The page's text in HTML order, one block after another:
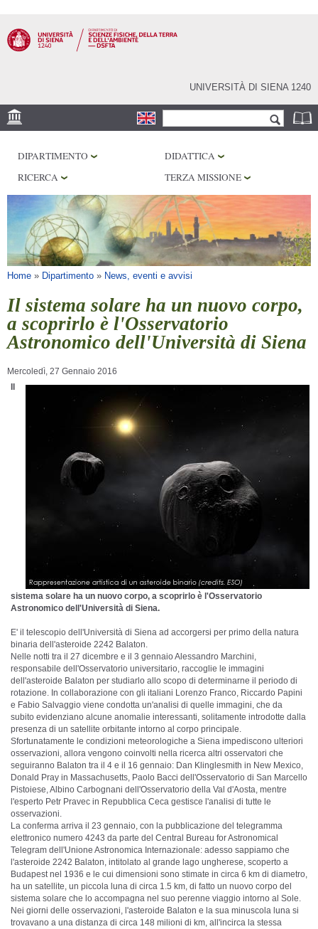
contenuto
principale
UNIVERSITÀ DI SIENA 1240
Form di ricerca
MUSEI
OSSERVATORIO
BIBLIOTECHE
SERVIZI
DIPARTIMENTO
DIDATTICA
RICERCA
TERZA MISSIONE
Tu sei qui
Home » Dipartimento » News, eventi e avvisi
Il sistema solare ha un nuovo corpo,
a scoprirlo è l'Osservatorio
Astronomico dell'Università di Siena
Mercoledì, 27 Gennaio 2016
sistema solare ha un nuovo corpo, a scoprirlo è l'Osservatorio
Astronomico dell'Università di Siena.
E' il telescopio dell'Università di Siena ad accorgersi per primo della natura
binaria dell'asteroide 2242 Balaton.
Nelle notti tra il 27 dicembre e il 3 gennaio Alessandro Marchini,
responsabile dell'Osservatorio universitario, raccoglie le immagini
dell'asteroide Balaton per studiarlo allo scopo di determinarne il periodo di
rotazione. In collaborazione con gli italiani Lorenzo Franco, Riccardo Papini
e Fabio Salvaggio viene condotta un'analisi di quelle immagini, che da
subito evidenziano alcune anomalie interessanti, solitamente introdotte dalla
presenza di un satellite orbitante intorno al corpo principale.
Sfortunatamente le condizioni meteorologiche a Siena impediscono ulteriori
osservazioni, allora vengono coinvolti nella ricerca altri osservatori che
seguiranno Balaton tra il 4 e il 16 gennaio: Dan Klinglesmith in New Mexico,
Donald Pray in Massachusetts, Paolo Bacci dell'Osservatorio di San Marcello
Pistoiese, Albino Carbognani dell'Osservatorio della Val d'Aosta, mentre
l'esperto Petr Pravec in Repubblica Ceca gestisce l'analisi di tutte le
osservazioni.
La conferma arriva il 23 gennaio, con la pubblicazione del telegramma
elettronico numero 4243 da parte del Central Bureau for Astronomical
Telegram dell'Unione Astronomica Internazionale: adesso sappiamo che
l'asteroide 2242 Balaton, intitolato al grande lago ungherese, scoperto a
Budapest nel 1936 e le cui dimensioni sono stimate in circa 6 km di diametro,
ha un satellite, un piccola luna di circa 1.5 km, di fatto un nuovo corpo del
sistema solare che lo accompagna nel suo perenne viaggio intorno al Sole.
Nei giorni delle osservazioni, l'asteroide Balaton e la sua minuscola luna si
trovavano a una distanza di circa 148 milioni di km, all'incirca la stessa